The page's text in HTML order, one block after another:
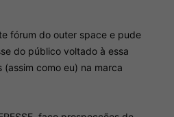
fórum do outer space e pude
do público voltado à essa
como eu) na marca